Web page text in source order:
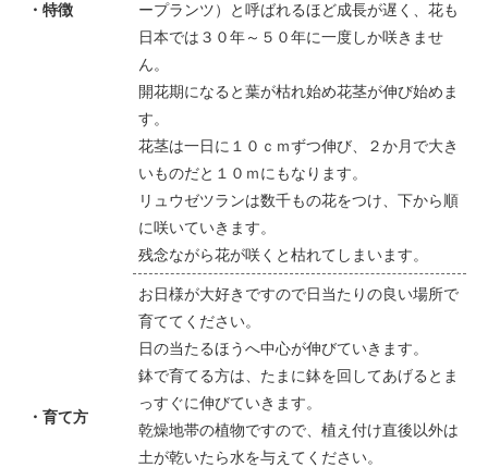
・特徴
ープランツ）と呼ばれるほど成長が遅く、花も
日本では３０年～５０年に一度しか咲きませ
ん。
開花期になると葉が枯れ始め花茎が伸び始めま
す。
花茎は一日に１０ｃｍずつ伸び、２か月で大き
いものだと１０ｍにもなります。
リュウゼツランは数千もの花をつけ、下から順
に咲いていきます。
残念ながら花が咲くと枯れてしまいます。
・育て方
お日様が大好きですので日当たりの良い場所で
育ててください。
日の当たるほうへ中心が伸びていきます。
鉢で育てる方は、たまに鉢を回してあげるとま
っすぐに伸びていきます。
乾燥地帯の植物ですので、植え付け直後以外は
土が乾いたら水を与えてください。